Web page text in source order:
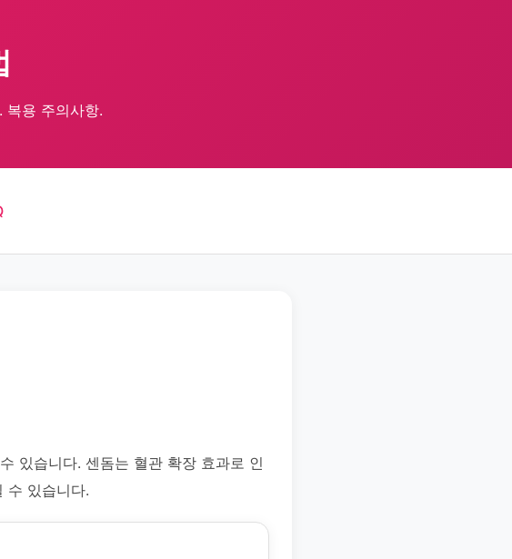
용 주의사항.
있습니다. 센돔는 혈관 확장 효과로 인
수 있습니다.